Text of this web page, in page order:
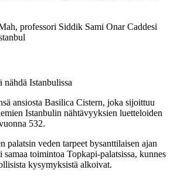
professori Siddik Sami Onar Caddesi
nähdä Istanbulissa
ansiosta Basilica Cistern, joka sijoittuu
Istanbulin nähtävyyksien luetteloiden
532.
palatsin veden tarpeet bysanttilaisen ajan
toimintoa Topkapi-palatsissa, kunnes
kysymyksistä alkoivat.